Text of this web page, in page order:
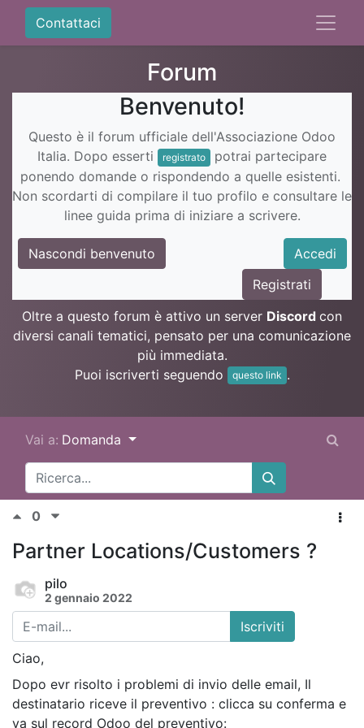
Contattaci
Forum
Benvenuto!
Questo è il forum ufficiale dell'Associazione Odoo
Italia. Dopo esserti
registrato
potrai partecipare
ponendo domande o rispondendo a quelle esistenti.
Non scordarti di compilare il tuo profilo e consultare le
linee guida prima di iniziare a scrivere.
Nascondi benvenuto
Accedi
Registrati
Oltre a questo forum è attivo un server Discord con
diversi canali tematici, pensato per una comunicazione
più immediata.
Puoi iscriverti seguendo
questo link .
Vai a: Domanda
0
Partner Locations/Customers ?
pilo
2 gennaio 2022
Iscriviti
Ciao,
Dopo evr risolto i problemi di invio delle email, Il
destinatario riceve il preventivo : clicca su conferma e
va sul record Odoo del preventivo: